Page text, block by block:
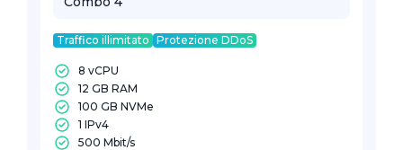
Traffico illimitato Protezione DDoS
8 vCPU
12 GB RAM
100 GB NVMe
1 IPv4
500 Mbit/s